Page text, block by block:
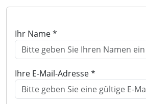
Ihr Name *
Ihre E-Mail-Adresse *